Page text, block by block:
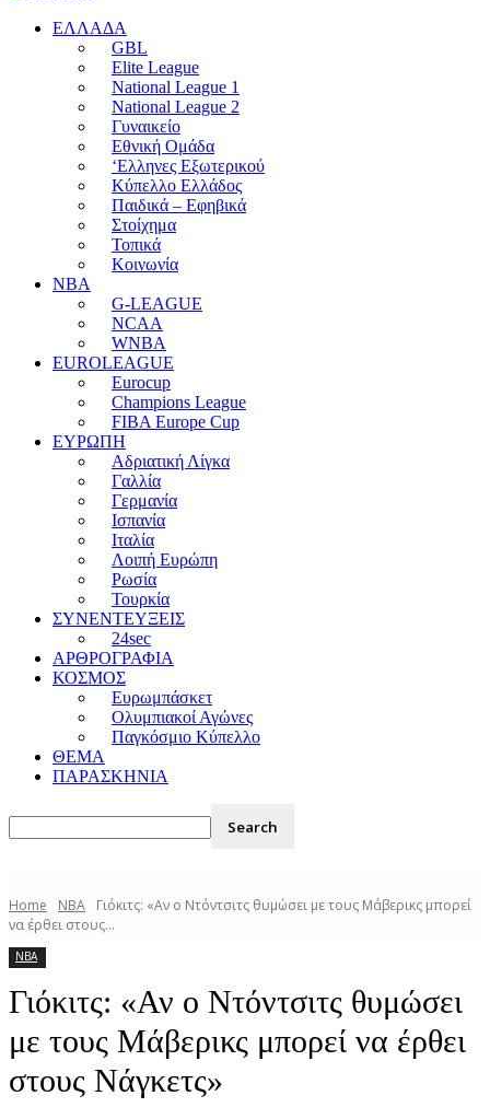
EΛΛΑΔΑ
GBL
Elite League
National League 1
National League 2
Γυναικείο
Εθνική Ομάδα
‘Ελληνες Εξωτερικού
Κύπελλο Ελλάδος
Παιδικά – Εφηβικά
Στοίχημα
Τοπικά
Κοινωνία
NBA
G-LEAGUE
NCAA
WNBA
ΕUROLEAGUE
Eurocup
Champions League
FIBA Europe Cup
ΕΥΡΩΠΗ
Αδριατική Λίγκα
Γαλλία
Γερμανία
Ισπανία
Ιταλία
Λοιπή Ευρώπη
Ρωσία
Τουρκία
ΣΥΝΕΝΤΕΥΞΕΙΣ
24sec
ΑΡΘΡΟΓΡΑΦΙΑ
ΚΟΣΜΟΣ
Ευρωμπάσκετ
Ολυμπιακοί Αγώνες
Παγκόσμιο Κύπελλο
ΘΕΜΑ
ΠΑΡΑΣΚΗΝΙΑ
Home NBA
Γιόκιτς: «Αν ο Ντόντσιτς θυμώσει με τους Μάβερικς μπορεί
να έρθει στους...
NBA
Γιόκιτς: «Αν ο Ντόντσιτς θυμώσει
με τους Μάβερικς μπορεί να έρθει
στους Νάγκετς»